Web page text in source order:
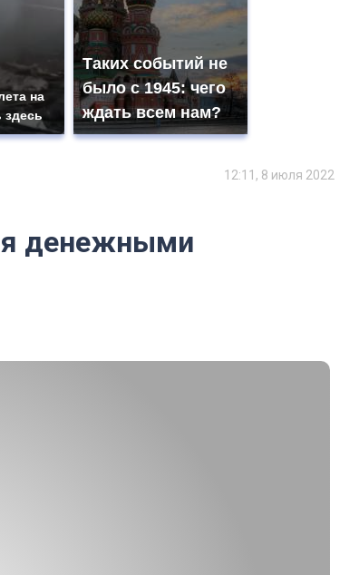
на
здесь
Таких событий не
было с 1945: чего
ждать всем нам?
12:11, 8 июля 2022
денежными